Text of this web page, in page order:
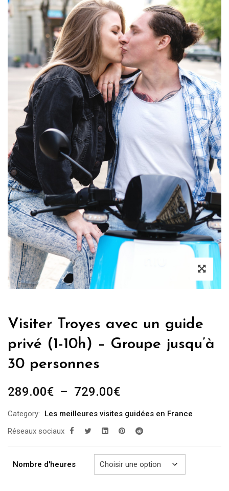
Visiter Troyes avec un guide
privé (1-10h) – Groupe jusqu’à
30 personnes
289.00€ – 729.00€Plage
prix :
289.00€
729.00€
Category:
Les meilleures visites guidées en France
Réseaux sociaux
Nombre d'heures